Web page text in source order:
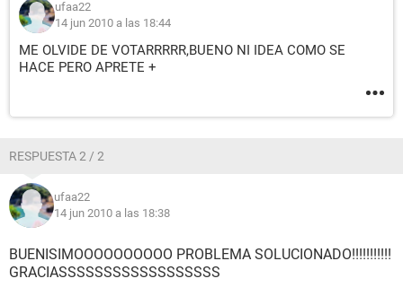
ufaa22
14 jun 2010 a las 18:44
ME OLVIDE DE VOTARRRRR,BUENO NI IDEA COMO SE
HACE PERO APRETE +
RESPUESTA 2 / 2
ufaa22
14 jun 2010 a las 18:38
BUENISIMOOOOOOOOOO PROBLEMA SOLUCIONADO!!!!!!!!!!!
GRACIASSSSSSSSSSSSSSSSSS